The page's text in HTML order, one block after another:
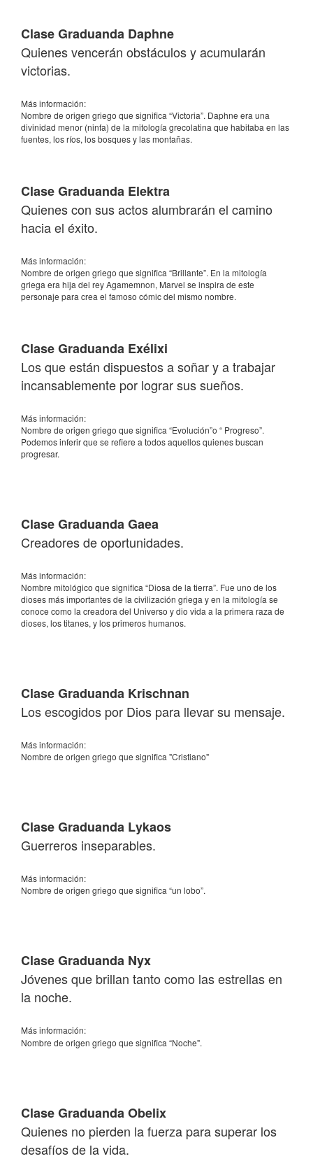
Clase Graduanda Daphne
Quienes vencerán obstáculos y acumularán
victorias.
Más información:
Nombre de origen griego que significa “Victoria”. Daphne era una
divinidad menor (ninfa) de la mitología grecolatina que habitaba en las
fuentes, los ríos, los bosques y las montañas.
Clase Graduanda Elektra
Quienes con sus actos alumbrarán el camino
hacia el éxito.
Más información:
Nombre de origen griego que significa “Brillante”. En la mitología
griega era hija del rey Agamemnon, Marvel se inspira de este
personaje para crea el famoso cómic del mismo nombre.
Clase Graduanda Exélixi
Los que están dispuestos a soñar y a trabajar
incansablemente por lograr sus sueños.
Más información:
Nombre de origen griego que significa “Evolución”o “ Progreso”.
Podemos inferir que se refiere a todos aquellos quienes buscan
progresar.
Clase Graduanda Gaea
Creadores de oportunidades.
Más información:
Nombre mitológico que significa “Diosa de la tierra”. Fue uno de los
dioses más importantes de la civilización griega y en la mitología se
conoce como la creadora del Universo y dio vida a la primera raza de
dioses, los titanes, y los primeros humanos.
Clase Graduanda Krischnan
Los escogidos por Dios para llevar su mensaje.
Más información:
Nombre de origen griego que significa "Cristiano"
Clase Graduanda Lykaos
Guerreros inseparables.
Más información:
Nombre de origen griego que significa “un lobo”.
Clase Graduanda Nyx
Jóvenes que brillan tanto como las estrellas en
la noche.
Más información:
Nombre de origen griego que significa “Noche".
Clase Graduanda Obelix
Quienes no pierden la fuerza para superar los
desafíos de la vida.